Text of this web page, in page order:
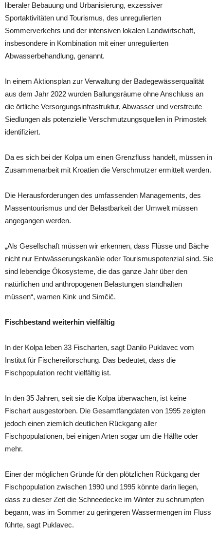
liberaler Bebauung und Urbanisierung, exzessiver
Sportaktivitäten und Tourismus, des unregulierten
Sommerverkehrs und der intensiven lokalen Landwirtschaft,
insbesondere in Kombination mit einer unregulierten
Abwasserbehandlung, genannt.
In einem Aktionsplan zur Verwaltung der Badegewässerqualität
aus dem Jahr 2022 wurden Ballungsräume ohne Anschluss an
die örtliche Versorgungsinfrastruktur, Abwasser und verstreute
Siedlungen als potenzielle Verschmutzungsquellen in Primostek
identifiziert.
Da es sich bei der Kolpa um einen Grenzfluss handelt, müssen in
Zusammenarbeit mit Kroatien die Verschmutzer ermittelt werden.
Die Herausforderungen des umfassenden Managements, des
Massentourismus und der Belastbarkeit der Umwelt müssen
angegangen werden.
„Als Gesellschaft müssen wir erkennen, dass Flüsse und Bäche
nicht nur Entwässerungskanäle oder Tourismuspotenzial sind. Sie
sind lebendige Ökosysteme, die das ganze Jahr über den
natürlichen und anthropogenen Belastungen standhalten
müssen“, warnen Kink und Simčič.
Fischbestand weiterhin vielfältig
In der Kolpa leben 33 Fischarten, sagt Danilo Puklavec vom
Institut für Fischereiforschung. Das bedeutet, dass die
Fischpopulation recht vielfältig ist.
In den 35 Jahren, seit sie die Kolpa überwachen, ist keine
Fischart ausgestorben. Die Gesamtfangdaten von 1995 zeigten
jedoch einen ziemlich deutlichen Rückgang aller
Fischpopulationen, bei einigen Arten sogar um die Hälfte oder
mehr.
Einer der möglichen Gründe für den plötzlichen Rückgang der
Fischpopulation zwischen 1990 und 1995 könnte darin liegen,
dass zu dieser Zeit die Schneedecke im Winter zu schrumpfen
begann, was im Sommer zu geringeren Wassermengen im Fluss
führte, sagt Puklavec.